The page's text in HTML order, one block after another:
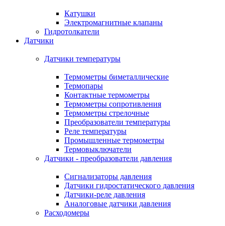
Катушки
Электромагнитные клапаны
Гидротолкатели
Датчики
Датчики температуры
Термометры биметаллические
Термопары
Контактные термометры
Термометры сопротивления
Термометры стрелочные
Преобразователи температуры
Реле температуры
Промышленные термометры
Термовыключатели
Датчики - преобразователи давления
Сигнализаторы давления
Датчики гидростатического давления
Датчики-реле давления
Аналоговые датчики давления
Расходомеры